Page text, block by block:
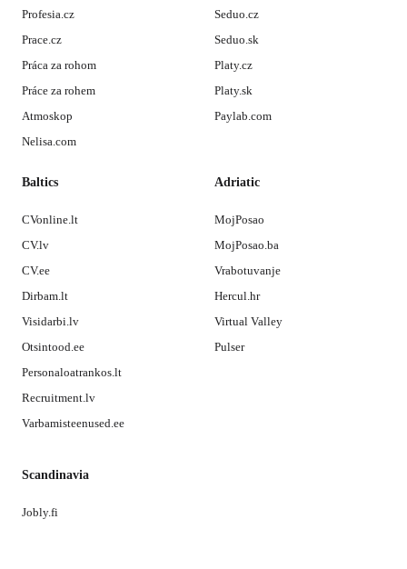
Profesia.cz
Prace.cz
Práca za rohom
Práce za rohem
Atmoskop
Nelisa.com
Seduo.cz
Seduo.sk
Platy.cz
Platy.sk
Paylab.com
Baltics
CVonline.lt
CV.lv
CV.ee
Dirbam.lt
Visidarbi.lv
Otsintood.ee
Personaloatrankos.lt
Recruitment.lv
Varbamisteenused.ee
Adriatic
MojPosao
MojPosao.ba
Vrabotuvanje
Hercul.hr
Virtual Valley
Pulser
Scandinavia
Jobly.fi